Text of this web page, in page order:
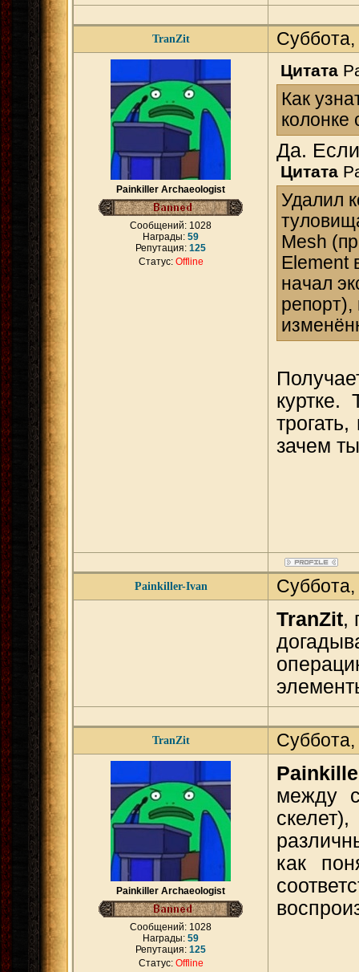
TranZit
Painkiller Archaeologist
Сообщений: 1028
Награды: 59
Репутация: 125
Статус: Offline
Цитата
Как
колонке
Да.
Цитата
Удалил
Mesh
Element
начал
репорт),
куртке.
зачем
Painkiller-Ivan
TranZit,
TranZit
Painkiller Archaeologist
Сообщений: 1028
Награды: 59
Репутация: 125
Статус: Offline
между
как